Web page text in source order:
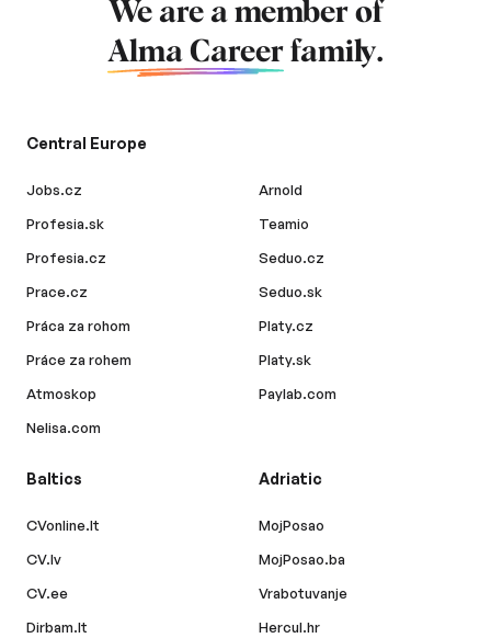
We are a member of
Alma Career family.
Central Europe
Jobs.cz
Profesia.sk
Profesia.cz
Prace.cz
Práca za rohom
Práce za rohem
Atmoskop
Nelisa.com
Arnold
Teamio
Seduo.cz
Seduo.sk
Platy.cz
Platy.sk
Paylab.com
Baltics
CVonline.lt
CV.lv
CV.ee
Dirbam.lt
Adriatic
MojPosao
MojPosao.ba
Vrabotuvanje
Hercul.hr